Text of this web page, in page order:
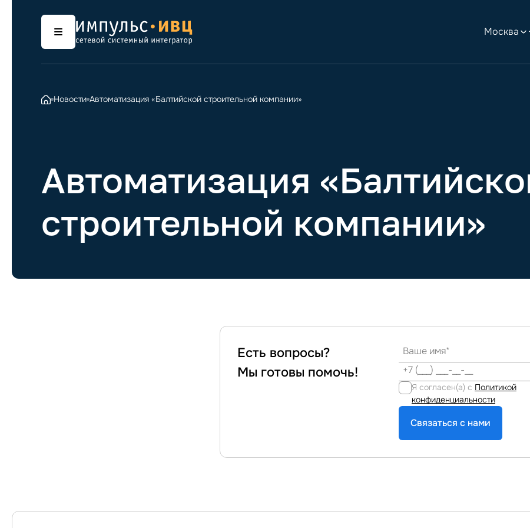
Москва
Новости Автоматизация «Балтийской строительной компании»
Автоматизация
строительной компании»
Есть вопросы?
Мы готовы помочь!
Я согласен(а) с Политикой
конфиденциальности
Связаться с нами